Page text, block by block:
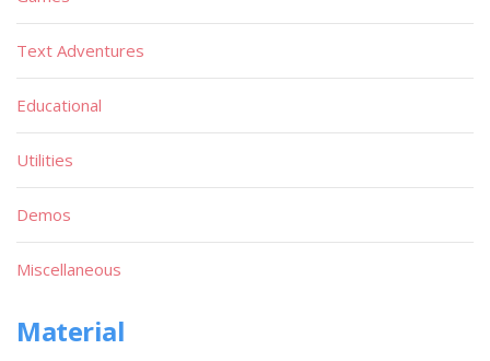
Text Adventures
Educational
Utilities
Demos
Miscellaneous
Material